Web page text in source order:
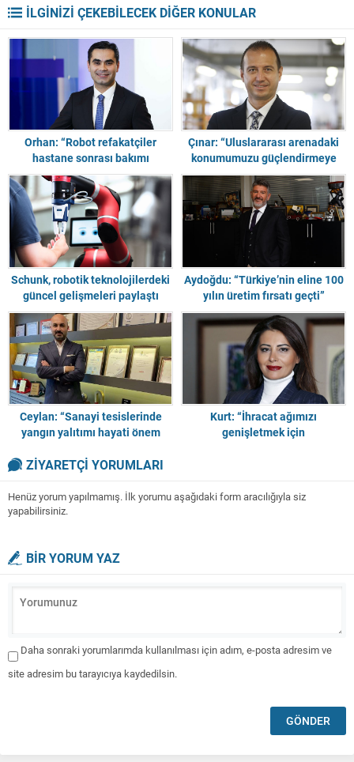
İLGİNİZİ ÇEKEBİLECEK DİĞER KONULAR
Orhan: “Robot refakatçiler
hastane sonrası bakımı
üstlenecek”
Çınar: “Uluslararası arenadaki
konumumuzu güçlendirmeye
devam ediyoruz”
Schunk, robotik teknolojilerdeki
güncel gelişmeleri paylaştı
Aydoğdu: “Türkiye’nin eline 100
yılın üretim fırsatı geçti”
Ceylan: “Sanayi tesislerinde
yangın yalıtımı hayati önem
Kurt: “İhracat ağımızı
genişletmek için
ZİYARETÇİ YORUMLARI
Henüz yorum yapılmamış. İlk yorumu aşağıdaki form aracılığıyla siz
yapabilirsiniz.
BİR YORUM YAZ
Daha sonraki yorumlarımda kullanılması için adım, e-posta adresim ve
site adresim bu tarayıcıya kaydedilsin.